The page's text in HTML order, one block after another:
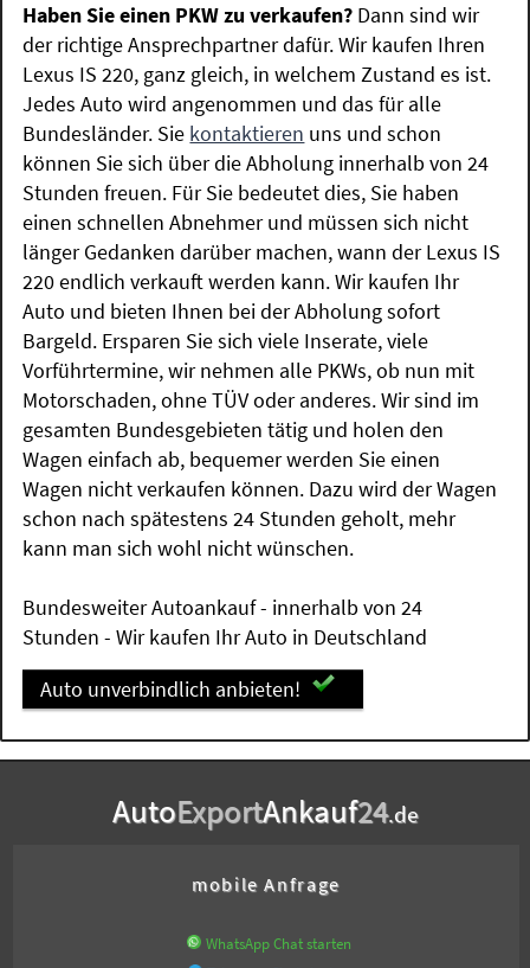
Haben Sie einen PKW zu verkaufen? Dann sind wir
der richtige Ansprechpartner dafür. Wir kaufen Ihren
Lexus IS 220, ganz gleich, in welchem Zustand es ist.
Jedes Auto wird angenommen und das für alle
Bundesländer. Sie kontaktieren uns und schon
können Sie sich über die Abholung innerhalb von 24
Stunden freuen. Für Sie bedeutet dies, Sie haben
einen schnellen Abnehmer und müssen sich nicht
länger Gedanken darüber machen, wann der Lexus IS
220 endlich verkauft werden kann. Wir kaufen Ihr
Auto und bieten Ihnen bei der Abholung sofort
Bargeld. Ersparen Sie sich viele Inserate, viele
Vorführtermine, wir nehmen alle PKWs, ob nun mit
Motorschaden, ohne TÜV oder anderes. Wir sind im
gesamten Bundesgebieten tätig und holen den
Wagen einfach ab, bequemer werden Sie einen
Wagen nicht verkaufen können. Dazu wird der Wagen
schon nach spätestens 24 Stunden geholt, mehr
kann man sich wohl nicht wünschen.
Bundesweiter Autoankauf - innerhalb von 24
Stunden - Wir kaufen Ihr Auto in Deutschland
Auto unverbindlich anbieten!
AutoExportAnkauf24.de
mobile Anfrage
WhatsApp Chat starten